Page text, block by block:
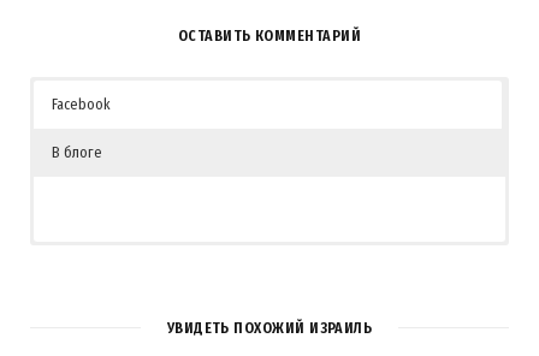
ОСТАВИТЬ КОММЕНТАРИЙ
Facebook
В блоге
1COMMENT
УВИДЕТЬ ПОХОЖИЙ ИЗРАИЛЬ